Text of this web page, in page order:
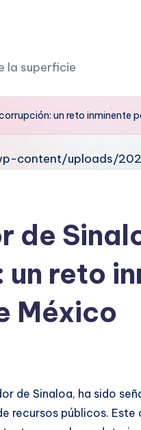
la superficie
un reto inminente
de
reto
México
de Sinaloa, ha sido
recursos públicos.